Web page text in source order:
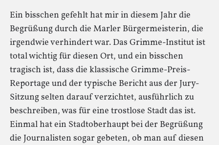
Ein bisschen gefehlt hat mir in diesem Jahr die
Begrüßung durch die Marler Bürgermeisterin, die
irgendwie verhindert war. Das Grimme-Institut ist
total wichtig für diesen Ort, und ein bisschen
tragisch ist, dass die klassische Grimme-Preis-
Reportage und der typische Bericht aus der Jury-
Sitzung selten darauf verzichtet, ausführlich zu
beschreiben, was für eine trostlose Stadt das ist.
Einmal hat ein Stadtoberhaupt bei der Begrüßung
die Journalisten sogar gebeten, ob man auf diesen